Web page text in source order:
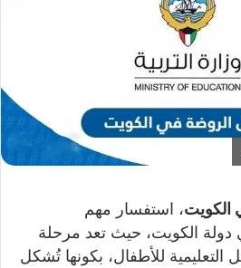
الكويت، استفسار مهم
دولة الكويت، حيث تعد مرحلة
للأطفال، بكونها تُشكل